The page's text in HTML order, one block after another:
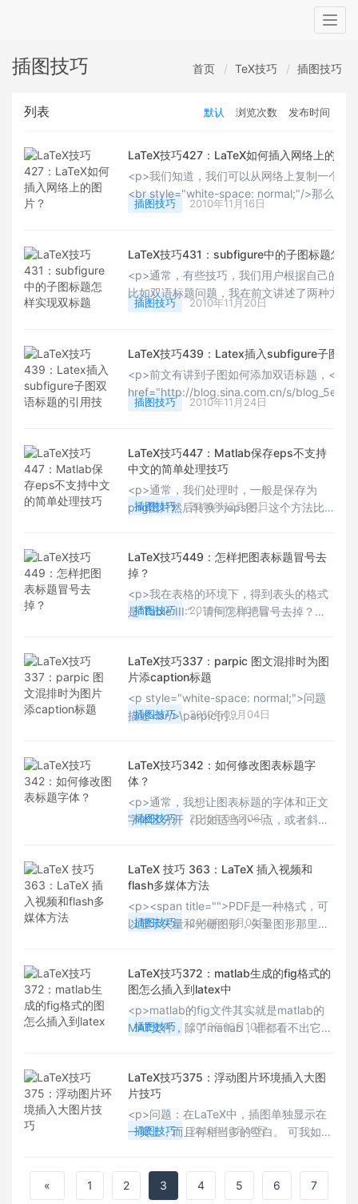
插图技巧 首页 TeX技巧 插图技巧
列表 默认 浏览次数 发布时间
LaTeX技巧427：LaTeX如何插入网络上的图
<p>我们知道，我们可以从网络上复制一个
<br style="white-space: normal;"/>那么我
space:
<br style="white-space: normal;"/>但是总
插图技巧 2010年11月16日
LaTeX技巧431：subfigure中的子图标题怎样
<p>通常，有些技巧，我们用户根据自己的知
比如双语标题问题，我在前文讲述了两种方法
href="http://blog.sina.com.cn/s/
题的使用技巧</a><br style="white-space:
户想要子图也实现双语标题，该怎么办。
插图技巧 2010年11月20日
LaTeX技巧439：Latex插入subfigure子图双
<p>前文有讲到子图如何添加双语标题，<a
href="http://blog.sina.com.cn/s/
target="_blank" style="white-space:
要是引用的时候会出现故障。<br
normal;"/>这里《哈工大latex模板》新版作者
插图技巧 2010年11月24日
LaTeX技巧447：Matlab保存eps不支持
中文的简单处理技巧
<p>通常，我们处理时，一般是保存为
png图片然后转换为eps图。这个方法比
style="white-space: normal;"/>我们可
以用overpic宏包来对未添加中文注释的
eps图，添加中文。</p>
插图技巧 2010年12月04日
LaTeX技巧449：怎样把图表标题冒号去
掉？
<p>我在表格的环境下，得到表头的格式
是“Table III:”，请问怎样把冒号去掉？
插图技巧 2010年12月06日
LaTeX技巧337：parpic 图文混排时为图
片添caption标题
<p style="white-space: normal;">问题
描述<br/>\parpic[r]
做图文混排时怎样为图片添加标题啊</p>
插图技巧 2010年09月04日
LaTeX技巧342：如何修改图表标题字
体？
<p>通常，我想让图表标题的字体和正文
字体区分开（比如适当小一点，或者斜体
<br style="white-space: normal;"/>1. 标
题的标签（label）不会受到影响比如：
Figure 2：。如果仅仅是改字体，还可
以，但是如果修改字体大小，看起来有点
listoffigures，这些修改也会包含其中，会
引起
插图技巧 2010年09月06日
LaTeX 技巧 363：LaTeX 插入视频和
flash多媒体方法
<p><span title="">PDF是一种格式，可
以显示矢量和光栅图形，矢量图形那里的
式将是一个嵌入到PDF的必然选择。
</span><span title="">最重要的这种格
式是Flash SWF格式。</span></p>
插图技巧 2010年10月02日
LaTeX技巧372：matlab生成的fig格式的
图怎么插入到latex中
<p>matlab的fig文件其实就是matlab的
MAT文件，除了matlab，谁都看不出它是
normal;"/>把图形另存为eps图片是很直
接易用也是很常用的方法。</p>
插图技巧 2010年10月10日
LaTeX技巧375：浮动图片环境插入大图
片技巧
<p>问题：在LaTeX中，插图单独显示在
一页上，而且有相当多的空白。 可我如果
是为什么呢？</p>
插图技巧 2010年10月10日
« 1 2 3 4 5 6 7